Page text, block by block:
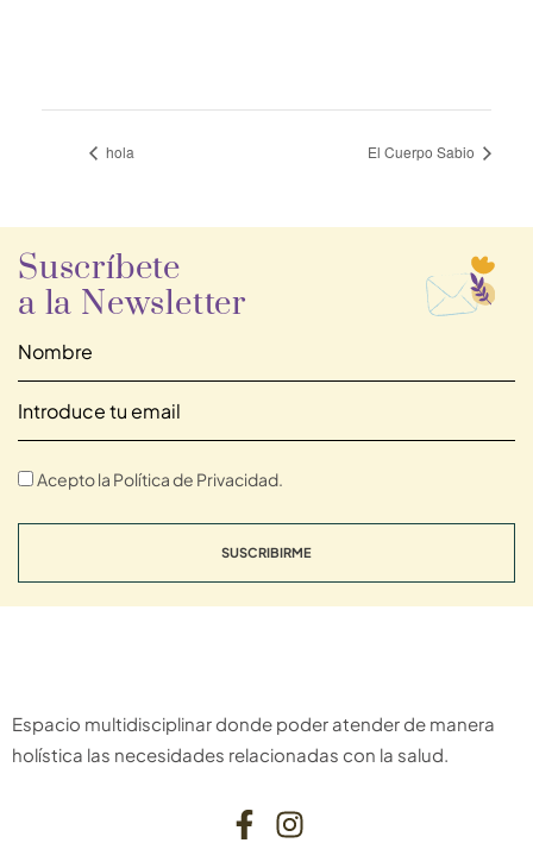
hola El Cuerpo Sabio
Suscríbete
a la Newsletter
Acepto la Política de Privacidad.
SUSCRIBIRME
Espacio multidisciplinar donde poder atender de manera
holística las necesidades relacionadas con la salud.